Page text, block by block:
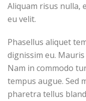
Aliquam risus nulla,
eu velit.
Phasellus aliquet
dignissim eu.
Nam in commodo
tempus augue. Sed
pharetra tellus